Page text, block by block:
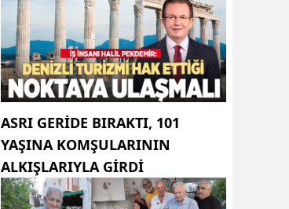
ASRI GERIDE BIRAKTI, 101
YAŞINA KOMŞULARININ
ALKIŞLARIYLA GIRDI